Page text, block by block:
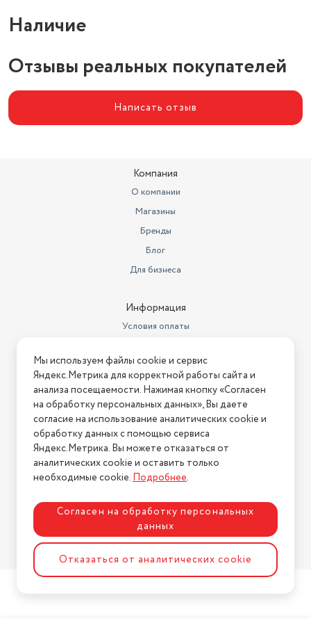
Наличие
Отзывы реальных покупателей
Написать отзыв
Компания
О компании
Магазины
Бренды
Блог
Для бизнеса
Информация
Условия оплаты
Условия возврата
Нашли ошибку на сайте? Напишите нам
2026 © Интернет-магазин "АстМаркет". У нас есть всё!
Политика конфиденциальности
Разработка сайтаASTDESIGN
Мы используем файлы cookie и сервис
Яндекс.Метрика для корректной работы сайта и
анализа посещаемости. Нажимая кнопку «Согласен
на обработку персональных данных», Вы даете
согласие на использование аналитических cookie и
обработку данных с помощью сервиса
Яндекс.Метрика. Вы можете отказаться от
аналитических cookie и оставить только
необходимые cookie.Подробнее.
Согласен на обработку персональных
данных
Отказаться от аналитических cookie